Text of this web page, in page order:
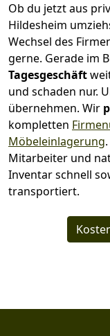
Ob du jetzt aus
Hildesheim
Wechsel des
gerne. Gerade im
Tagesgeschäft
und schaden nur.
übernehmen. Wir
kompletten
Möbeleinlagerung
Mitarbeiter und
Inventar schnell
transportiert.